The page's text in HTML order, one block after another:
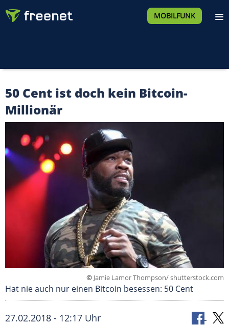
MOBILFUNK
50 Cent ist doch kein Bitcoin-
Millionär
© Jamie Lamor Thompson/ shutterstock.com
Hat nie auch nur einen Bitcoin besessen: 50 Cent
27.02.2018 - 12:17 Uhr